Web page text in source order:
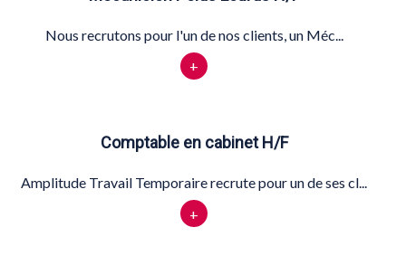
Nous recrutons pour l'un de nos clients, un Méc...
+
Comptable en cabinet H/F
Amplitude Travail Temporaire recrute pour un de ses cl...
+